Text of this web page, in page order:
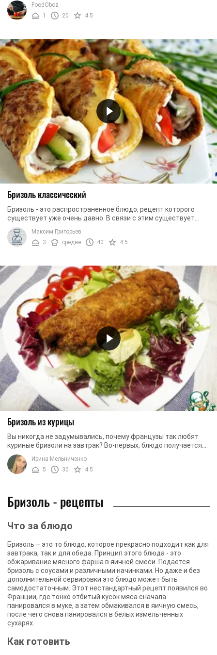
FoodOboz
1
20 4.5
Бризоль классический
Бризоль - это распространенное блюдо, рецепт которого
существует уже очень давно. В связи с этим существует
множество вариантов приготовления этой ...
Максим Григорьев
3
средне 40 4.5
Бризоль из курицы
Вы никогда не задумывались, почему французы так любят
куриные бризоли на завтрак? Во-первых, блюдо получается
очень сытным и питательным. Нежное ...
Ирина Мельниченко
5
30 4.5
Бризоль - рецепты
Что за блюдо
Бризоль – это то блюдо, которое прекрасно подходит как для
завтрака, так и для обеда. Принцип этого блюда - это
обжаривание мясного фарша в яичной смеси. Подается
бризоль с соусами и различными начинками. Но даже и без
дополнительной сервировки это блюдо может быть
самодостаточным. Этот нестандартный рецепт появился во
Франции, где тонко отбитый кусок мяса сначала
панировался в муке, а затем обмакивался в яичную смесь,
после чего снова панировался в белых измельченных
сухарях.
Как готовить